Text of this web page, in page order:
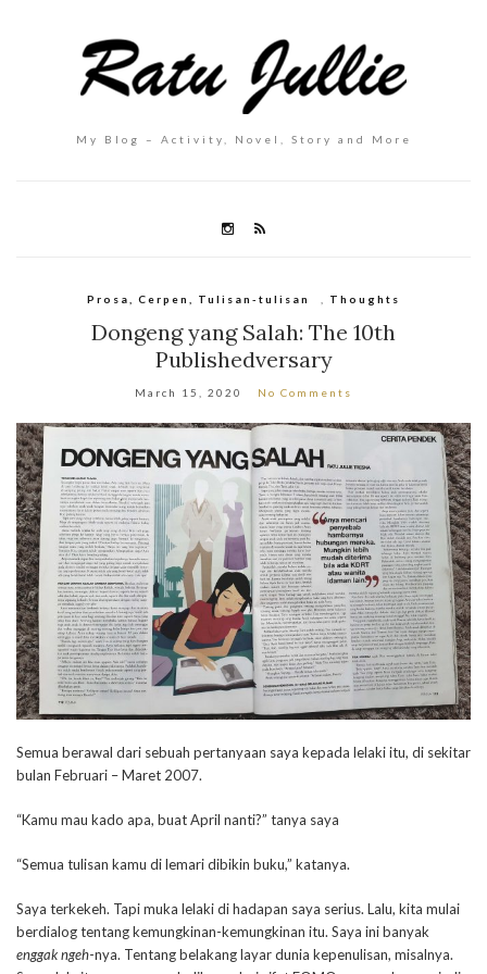
My Blog – Activity, Novel, Story and More
Prosa, Cerpen, Tulisan-tulisan Thoughts
Dongeng yang Salah: The 10th
Publishedversary
March 15, 2020 No Comments
Semua berawal dari sebuah pertanyaan saya kepada lelaki itu, di sekitar
bulan Februari – Maret 2007.
“Kamu mau kado apa, buat April nanti?” tanya saya
“Semua tulisan kamu di lemari dibikin buku,” katanya.
Saya terkekeh. Tapi muka lelaki di hadapan saya serius. Lalu, kita mulai
berdialog tentang kemungkinan-kemungkinan itu. Saya ini banyak
enggak ngeh-nya. Tentang belakang layar dunia kepenulisan, misalnya.